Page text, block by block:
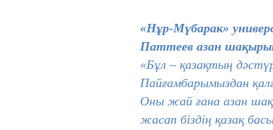
«Нұр-Мүбарак»
Паттеев азан
«Бұл – қазақтың
Пайғамбарымыздан
Оны жай ғана азан
жасап біздің қазақ